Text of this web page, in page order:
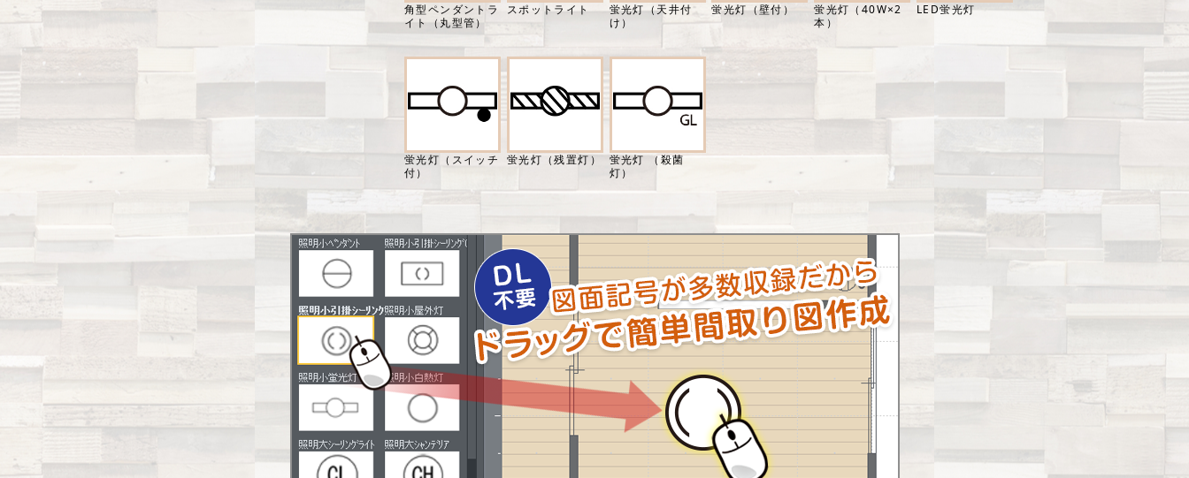
角型ペンダントラ
イト（丸型管）
スポットライト
蛍光灯（天井付
け）
蛍光灯（壁付）
蛍光灯（40W×2
本）
LED蛍光灯
蛍光灯（スイッチ
付）
蛍光灯（残置灯） 蛍光灯 （殺菌
灯）